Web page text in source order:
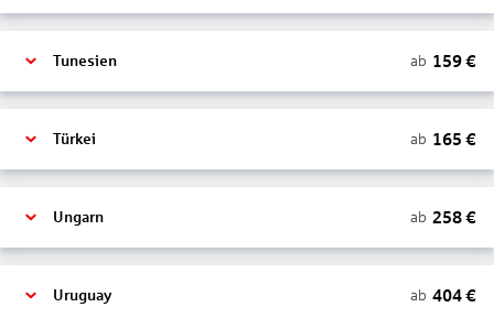
Tunesien ab 159€
Türkei ab 165 €
Ungarn ab 258€
Uruguay ab 404€